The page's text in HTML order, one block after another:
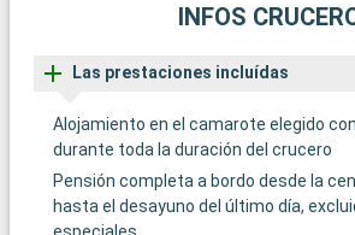
INFOS
Las prestaciones incluídas
Alojamiento en el camarote elegido
durante toda la duración del crucero
Pensión completa a bordo desde la
hasta el desayuno del último día,